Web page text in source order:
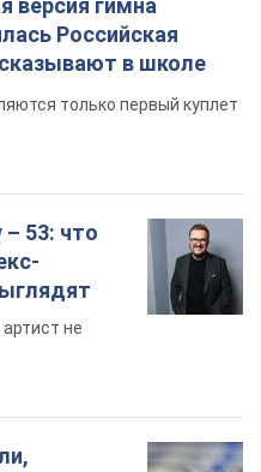
версия гимна
Российская
в школе
только первый куплет
53: что
не